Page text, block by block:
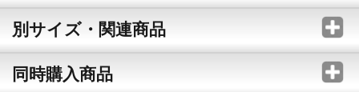
別サイズ・関連商品
同時購入商品